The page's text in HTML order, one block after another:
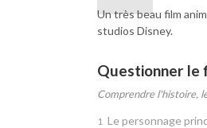
Un très beau film
studios Disney.
Questionner le
Comprendre l'histoire,
1 Le personnage